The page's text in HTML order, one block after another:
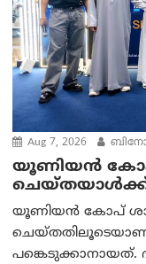
Aug 7, 2026
യൂണിയൻ
ചെയ്തയാൾക്ക്
യൂണിയൻ കോപ്